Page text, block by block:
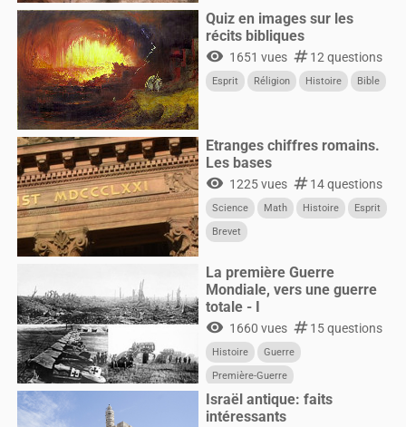
Quiz en images sur les
récits bibliques
visibility 1651 vues numbers12 questions
Esprit Réligion Histoire Bible
Etranges chiffres romains.
Les bases
visibility 1225 vues numbers14 questions
Science Math Histoire
Esprit
Brevet
La première Guerre
Mondiale, vers une guerre
totale - I
visibility 1660 vues numbers15 questions
Histoire
Guerre
Première-Guerre
Israël antique: faits
intéressants